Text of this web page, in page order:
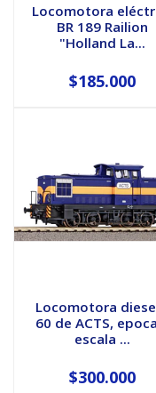
Locomotora
BR 189 Railion
"Holland La...
$185.000
Locomotora
60 de ACTS,
escala ...
$300.000